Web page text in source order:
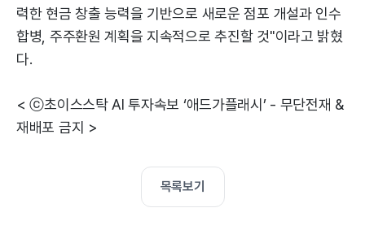
력한 현금 창출 능력을 기반으로 새로운 점포 개설과 인수
합병, 주주환원 계획을 지속적으로 추진할 것"이라고 밝혔
다.
< ⓒ초이스스탁 AI 투자속보 ‘애드가플래시’ - 무단전재 &
재배포 금지 >
목록보기